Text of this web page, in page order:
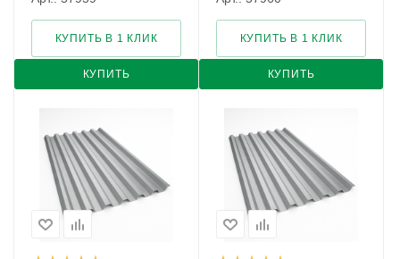
КУПИТЬ
КУПИТЬ В 1 КЛИК
КУПИТЬ
КУПИТЬ В 1 КЛИК